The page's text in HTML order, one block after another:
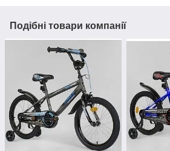
Подібні товари компанії